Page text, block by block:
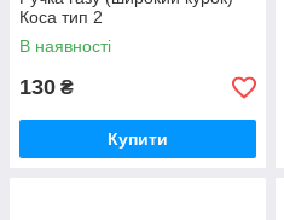
Коса тип 2
В наявності
130 ₴
Купити